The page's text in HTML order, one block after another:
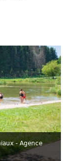
- Agence